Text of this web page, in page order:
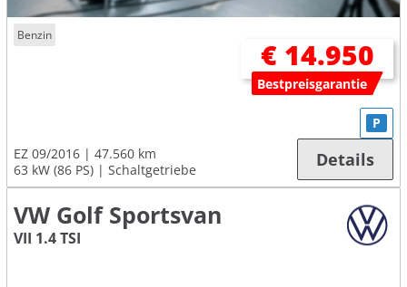
Benzin
€ 14.950
Bestpreisgarantie
EZ 09/2016
47.560 km
63 kW (86 PS)
Schaltgetriebe
P
Details
VW Golf Sportsvan
VII 1.4 TSI